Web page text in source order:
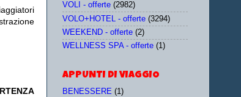
VOLI - offerte (2982)
VOLO+HOTEL - offerte (3294)
WEEKEND - offerte (2)
WELLNESS SPA - offerte (1)
APPUNTI DI VIAGGIO
BENESSERE (1)